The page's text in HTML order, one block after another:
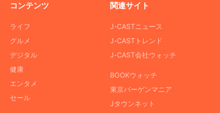
コンテンツ
ライフ
グルメ
デジタル
健康
エンタメ
セール
関連サイト
J-CASTニュース
J-CASTトレンド
J-CAST会社ウォッチ
BOOKウォッチ
東京バーゲンマニア
Jタウンネット